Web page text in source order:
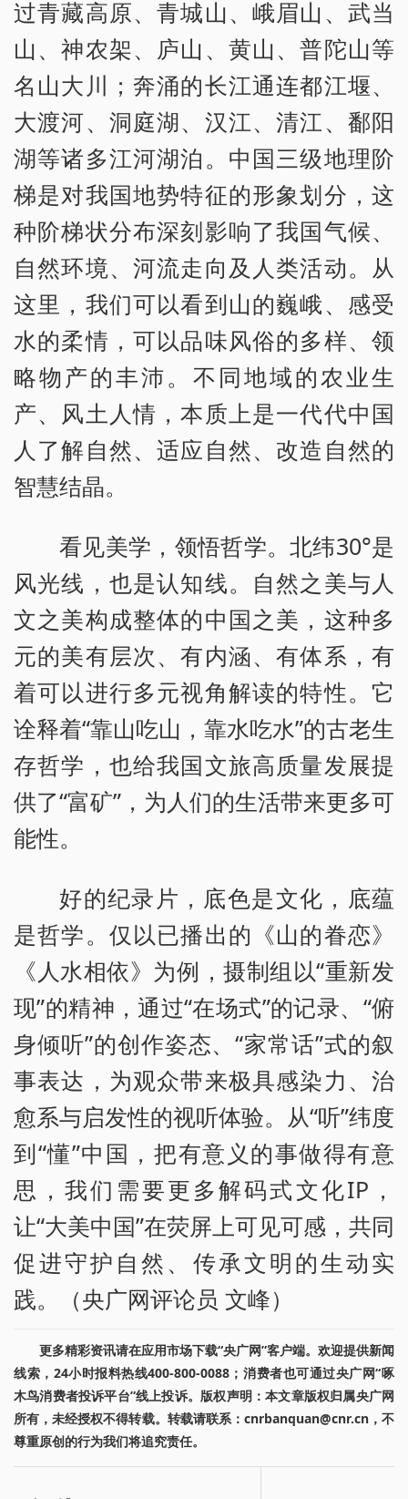
过青藏高原、青城山、峨眉山、武当
山、神农架、庐山、黄山、普陀山等
名山大川；奔涌的长江通连都江堰、
大渡河、洞庭湖、汉江、清江、鄱阳
湖等诸多江河湖泊。中国三级地理阶
梯是对我国地势特征的形象划分，这
种阶梯状分布深刻影响了我国气候、
自然环境、河流走向及人类活动。从
这里，我们可以看到山的巍峨、感受
水的柔情，可以品味风俗的多样、领
略物产的丰沛。不同地域的农业生
产、风土人情，本质上是一代代中国
人了解自然、适应自然、改造自然的
智慧结晶。
看见美学，领悟哲学。北纬30°是
风光线，也是认知线。自然之美与人
文之美构成整体的中国之美，这种多
元的美有层次、有内涵、有体系，有
着可以进行多元视角解读的特性。它
诠释着“靠山吃山，靠水吃水”的古老生
存哲学，也给我国文旅高质量发展提
供了“富矿”，为人们的生活带来更多可
能性。
好的纪录片，底色是文化，底蕴
是哲学。仅以已播出的《山的眷恋》
《人水相依》为例，摄制组以“重新发
现”的精神，通过“在场式”的记录、“俯
身倾听”的创作姿态、“家常话”式的叙
事表达，为观众带来极具感染力、治
愈系与启发性的视听体验。从“听”纬度
到“懂”中国，把有意义的事做得有意
思，我们需要更多解码式文化IP，
让“大美中国”在荧屏上可见可感，共同
促进守护自然、传承文明的生动实
践。（央广网评论员 文峰）
更多精彩资讯请在应用市场下载“央广网”客户端。欢迎提供新闻
线索，24小时报料热线400-800-0088；消费者也可通过央广网“啄
木鸟消费者投诉平台”线上投诉。版权声明：本文章版权归属央广网
所有，未经授权不得转载。转载请联系：cnrbanquan@cnr.cn，不
尊重原创的行为我们将追究责任。